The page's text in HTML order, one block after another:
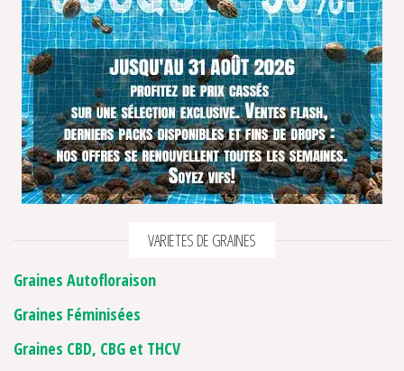
VARIETES DE GRAINES
Graines Autofloraison
Graines Féminisées
Graines CBD, CBG et THCV